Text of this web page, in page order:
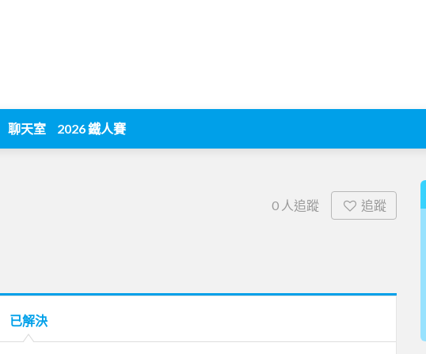
聊天室 2026 鐵人賽
0 人追蹤 追蹤
已解決